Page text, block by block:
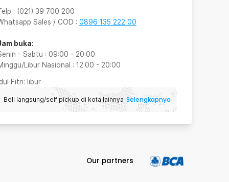
: (021) 39 700 200
Sales / COD : 0896 135 222 00
buka:
- Sabtu : 09:00 - 20:00
Libur Nasional : 12:00 - 20:00
Fitri: libur
Beli langsung/self pickup di kota lainnya Selengkapnya
Our partners